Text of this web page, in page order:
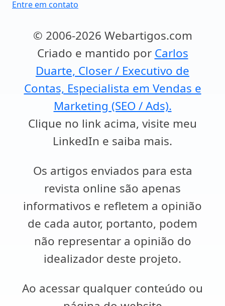
Entre em contato
© 2006-2026 Webartigos.com
Criado e mantido por Carlos
Duarte, Closer / Executivo de
Contas, Especialista em Vendas e
Marketing (SEO / Ads).
Clique no link acima, visite meu
LinkedIn e saiba mais.
Os artigos enviados para esta
revista online são apenas
informativos e refletem a opinião
de cada autor, portanto, podem
não representar a opinião do
idealizador deste projeto.
Ao acessar qualquer conteúdo ou